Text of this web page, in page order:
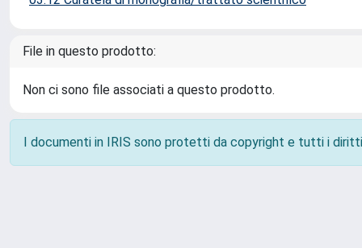
File in questo prodotto:
Non ci sono file associati a questo prodotto.
I documenti in IRIS sono protetti da copyright e tutti i